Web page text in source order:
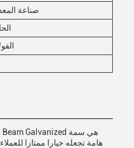
صناعة
هامة تجعله خيارا ممتازا